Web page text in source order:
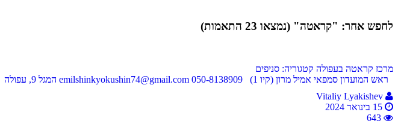
לחפש אחר: "קראטה" (נמצאו 23 התאמות)
מרכז קראטה בעפולה קטגוריה: סניפים
ראש המועדון סמפאי אמיל מרון (קיו 1) 050-8138909 emilshinkyokushin74@gmail.com המגל 9, עפולה מפת מיקום
Vitaliy Lyakishev
15 בינואר 2024
643